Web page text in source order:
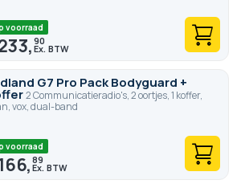
voorraad
90
G7 Pro Pack Bodyguard +
2 Communicatieradio's, 2 oortjes, 1 koffer,
vox, dual-band
voorraad
89